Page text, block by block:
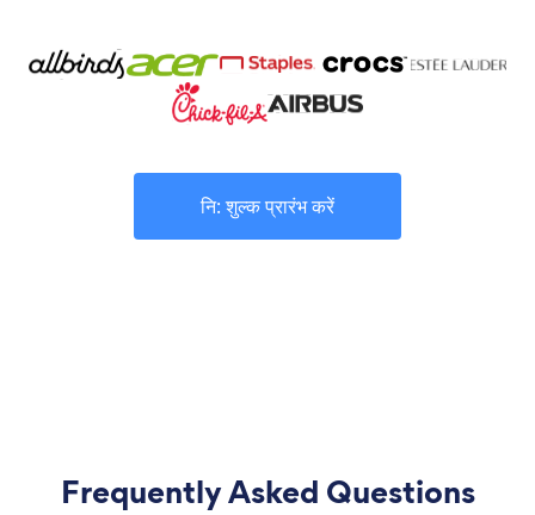
नि: शुल्क प्रारंभ करें
Frequently Asked Questions